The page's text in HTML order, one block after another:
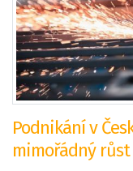
Podnikání v
mimořádný růst